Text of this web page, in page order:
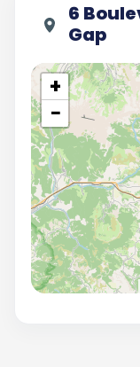
6
Gap
+
−